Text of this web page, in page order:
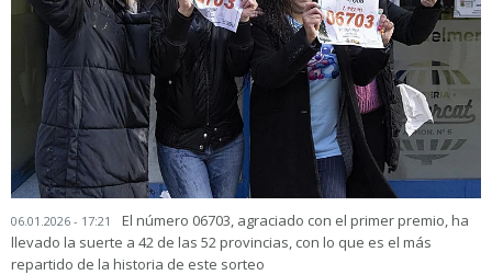
06.01.2026 - 17:21
El número 06703, agraciado con el primer premio, ha
llevado la suerte a 42 de las 52 provincias, con lo que es el más
repartido de la historia de este sorteo